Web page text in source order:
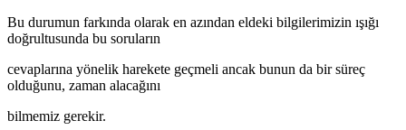
Bu durumun farkında olarak en azından eldeki bilgilerimizin ışığı
doğrultusunda bu soruların
cevaplarına yönelik harekete geçmeli ancak bunun da bir süreç
olduğunu, zaman alacağını
bilmemiz gerekir.